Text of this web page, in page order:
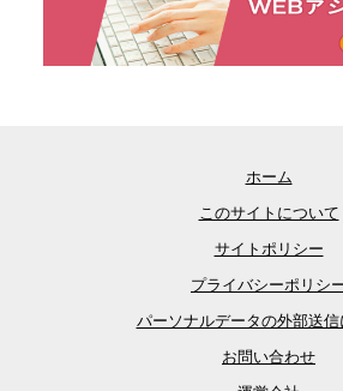
ホーム
このサイトについて
サイトポリシー
プライバシーポリシ
パーソナルデータの外部送信
お問い合わせ